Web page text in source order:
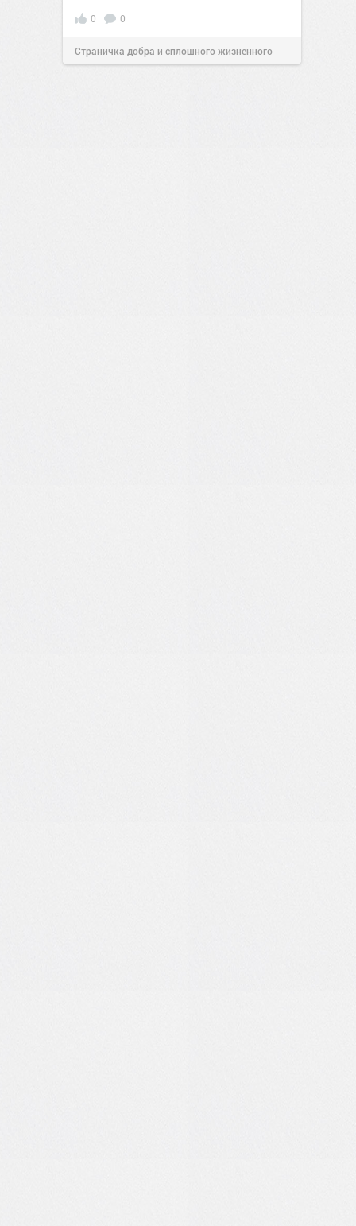
0 0
Страничка добра и сплошного жизненного